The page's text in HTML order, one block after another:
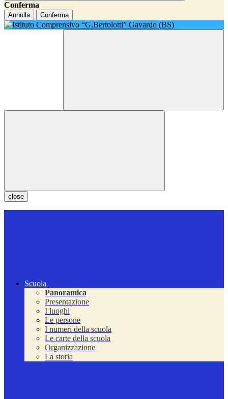
Conferma
Annulla Conferma
close
Scuola
Panoramica
Presentazione
I luoghi
Le persone
I numeri della scuola
Le carte della scuola
Organizzazione
La storia